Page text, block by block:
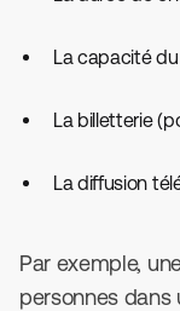
La capacité du
La billetterie
La diffusion
Par exemple,
personnes